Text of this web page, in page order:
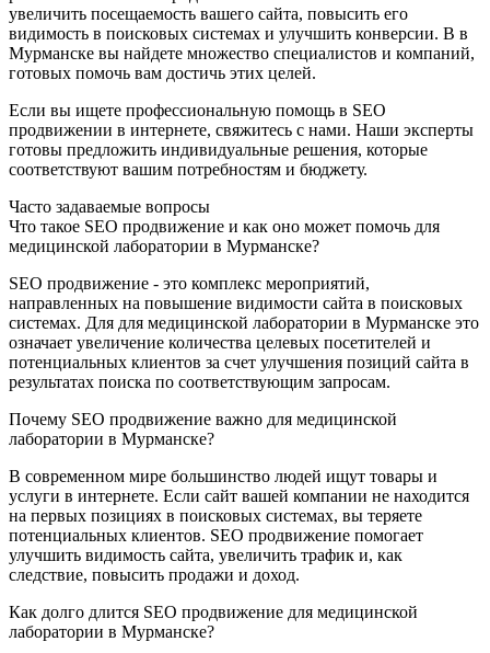
увеличить посещаемость вашего сайта, повысить его
видимость в поисковых системах и улучшить конверсии. В в
Мурманске вы найдете множество специалистов и компаний,
готовых помочь вам достичь этих целей.
Если вы ищете профессиональную помощь в SEO
продвижении в интернете, свяжитесь с нами. Наши эксперты
готовы предложить индивидуальные решения, которые
соответствуют вашим потребностям и бюджету.
Часто задаваемые вопросы
Что такое SEO продвижение и как оно может помочь для
медицинской лаборатории в Мурманске?
SEO продвижение - это комплекс мероприятий,
направленных на повышение видимости сайта в поисковых
системах. Для для медицинской лаборатории в Мурманске это
означает увеличение количества целевых посетителей и
потенциальных клиентов за счет улучшения позиций сайта в
результатах поиска по соответствующим запросам.
Почему SEO продвижение важно для медицинской
лаборатории в Мурманске?
В современном мире большинство людей ищут товары и
услуги в интернете. Если сайт вашей компании не находится
на первых позициях в поисковых системах, вы теряете
потенциальных клиентов. SEO продвижение помогает
улучшить видимость сайта, увеличить трафик и, как
следствие, повысить продажи и доход.
Как долго длится SEO продвижение для медицинской
лаборатории в Мурманске?